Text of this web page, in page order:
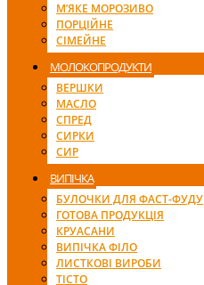
М’ЯКЕ МОРОЗИВО
ПОРЦІЙНЕ
СІМЕЙНЕ
МОЛОКОПРОДУКТИ
ВЕРШКИ
МАСЛО
СПРЕД
СИРКИ
СИР
ВИПІЧКА
БУЛОЧКИ ДЛЯ ФАСТ-ФУДУ
ГОТОВА ПРОДУКЦІЯ
КРУАСАНИ
ВИПІЧКА ФІЛО
ЛИСТКОВІ ВИРОБИ
ТІСТО